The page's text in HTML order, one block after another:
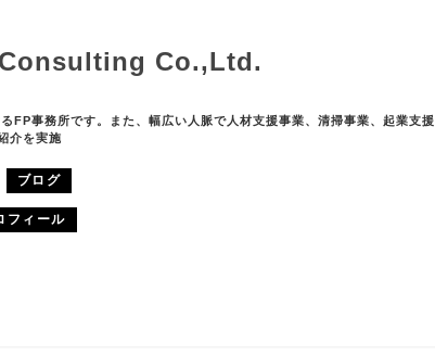
Co.,Ltd.
事務所です。また、幅広い人脈で人材支援事業、清掃事業、起業支
介を実施
ブログ
フィール